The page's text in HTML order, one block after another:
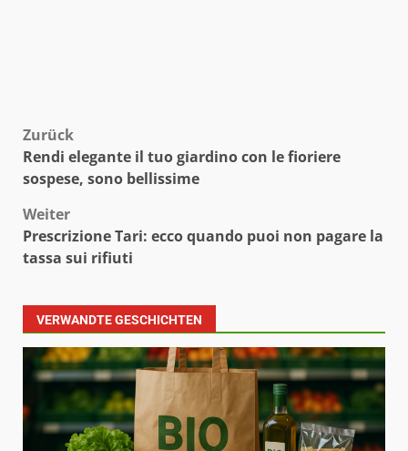
Beitragsnavigation
Zurück
Rendi elegante il tuo giardino con le fioriere
sospese, sono bellissime
Weiter
Prescrizione Tari: ecco quando puoi non pagare la
tassa sui rifiuti
VERWANDTE GESCHICHTEN